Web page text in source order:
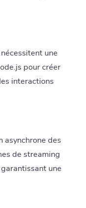
une
pour créer
interactions
asynchrone des
de streaming
une